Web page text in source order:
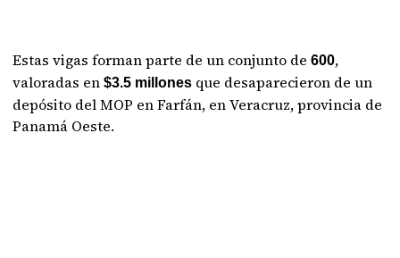
Estas vigas forman parte de un conjunto de600,
valoradas en $3.5 millones que desaparecieron de un
depósito del MOP en Farfán, en Veracruz, provincia de
Panamá Oeste.